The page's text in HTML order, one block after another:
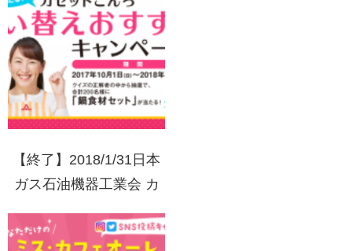
【終了】2018/1/31日本
ガス石油機器工業会 カ
すすめキャンペーン